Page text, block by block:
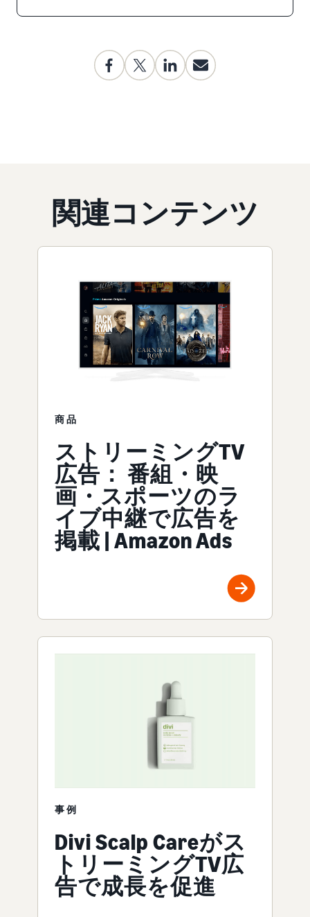
関連コンテンツ
商品
ストリーミングTV
広告： 番組・映
画・スポーツのラ
イブ中継で広告を
掲載 | Amazon Ads
事例
Divi Scalp Careがス
トリーミングTV広
告で成長を促進